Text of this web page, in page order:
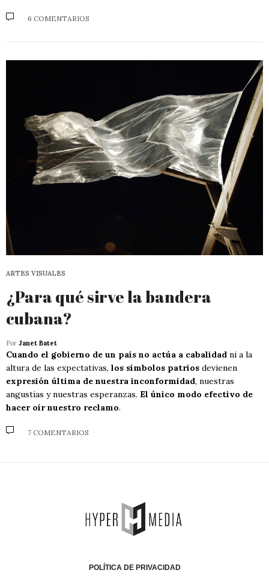
6 COMENTARIOS
ARTES VISUALES
¿Para qué sirve la bandera
cubana?
Por Janet Batet
Cuando el gobierno de un país no actúa a cabalidad ni a la
altura de las expectativas, los símbolos patrios devienen
expresión última de nuestra inconformidad, nuestras
angustias y nuestras esperanzas. El único modo efectivo de
hacer oír nuestro reclamo.
7 COMENTARIOS
POLÍTICA DE PRIVACIDAD